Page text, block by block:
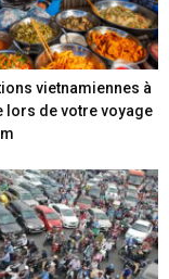
vietnamiennes à
lors de votre voyage